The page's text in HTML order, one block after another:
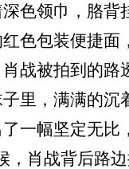
色领巾，胳背
色包装便捷面
战被拍到的路
里，满满的沉
一幅坚定无比
，肖战背后路